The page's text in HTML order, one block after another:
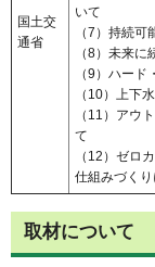
国土交
通省
いて
（7）持続
（8）未来
（9）ハー
（10）上下
（11）アウ
て
（12）ゼロ
仕組みづく
取材について